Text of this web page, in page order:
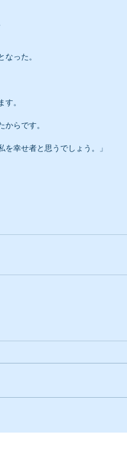
った。
す。
らです。
幸せ者と思うでしょう。」